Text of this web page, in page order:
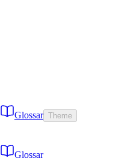
Glossar Theme
Glossar